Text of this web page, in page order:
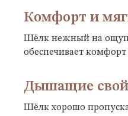
Комфорт и
Шёлк нежный на
обеспечивает
Дышащие
Шёлк хорошо